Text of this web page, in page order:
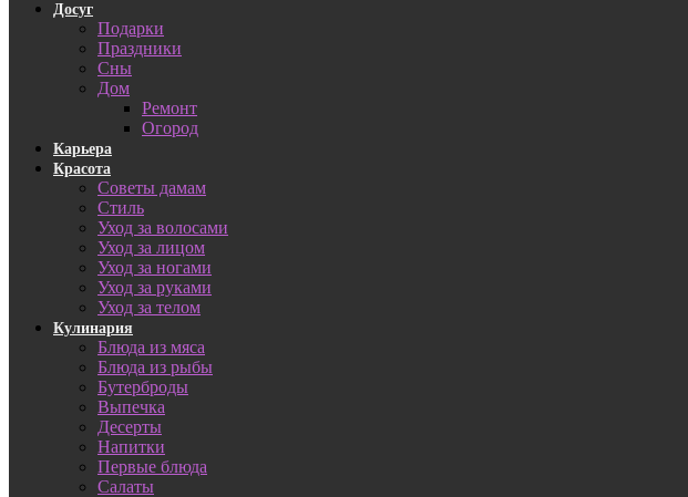
Досуг
Подарки
Праздники
Сны
Дом
Ремонт
Огород
Карьера
Красота
Советы дамам
Стиль
Уход за волосами
Уход за лицом
Уход за ногами
Уход за руками
Уход за телом
Кулинария
Блюда из мяса
Блюда из рыбы
Бутерброды
Выпечка
Десерты
Напитки
Первые блюда
Салаты